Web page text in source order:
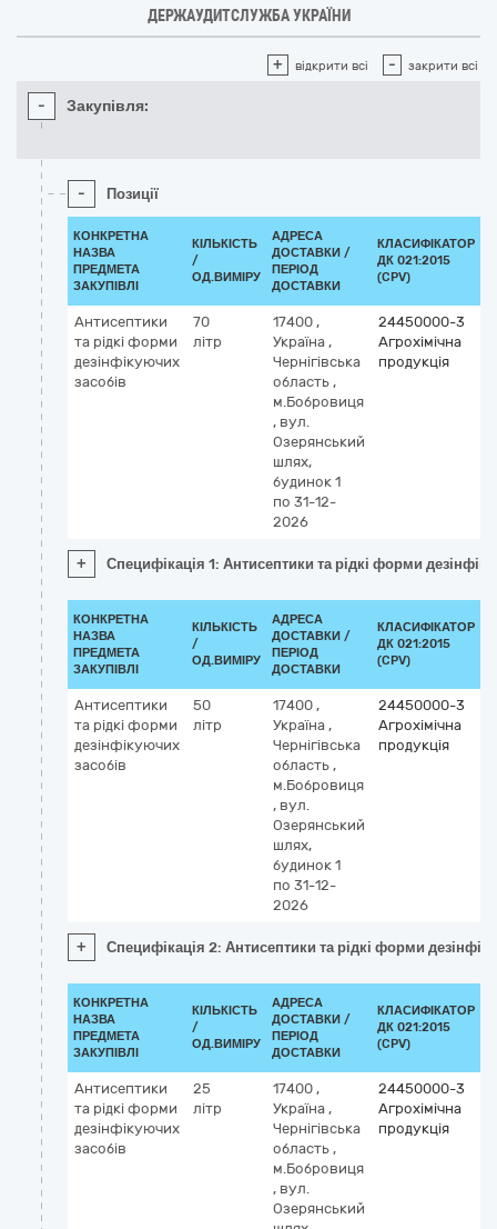
ДЕРЖАУДИТСЛУЖБА УКРАЇНИ
+ відкрити всі - закрити всі
- Закупівля:
- Позиції
КОНКРЕТНА
НАЗВА
ПРЕДМЕТА
ЗАКУПІВЛІ
КІЛЬКІСТЬ
/
ОД.ВИМІРУ
АДРЕСА
ДОСТАВКИ /
ПЕРІОД
ДОСТАВКИ
КЛАСИФІКАТОР
ДК 021:2015
(CPV)
Антисептики
та рідкі форми
дезінфікуючих
засобів
70
літр
17400 ,
Україна ,
Чернігівська
область ,
м.Бобровиця
, вул.
Озерянський
шлях,
будинок 1
по 31-12-
2026
24450000-3
Агрохімічна
продукція
+ Специфікація 1: Антисептики та рідкі форми
КОНКРЕТНА
НАЗВА
ПРЕДМЕТА
ЗАКУПІВЛІ
КІЛЬКІСТЬ
/
ОД.ВИМІРУ
АДРЕСА
ДОСТАВКИ /
ПЕРІОД
ДОСТАВКИ
КЛАСИФІКАТОР
ДК 021:2015
(CPV)
Антисептики
та рідкі форми
дезінфікуючих
засобів
50
літр
17400 ,
Україна ,
Чернігівська
область ,
м.Бобровиця
, вул.
Озерянський
шлях,
будинок 1
по 31-12-
2026
24450000-3
Агрохімічна
продукція
+ Специфікація 2: Антисептики та рідкі форми
КОНКРЕТНА
НАЗВА
ПРЕДМЕТА
ЗАКУПІВЛІ
КІЛЬКІСТЬ
/
ОД.ВИМІРУ
АДРЕСА
ДОСТАВКИ /
ПЕРІОД
ДОСТАВКИ
КЛАСИФІКАТОР
ДК 021:2015
(CPV)
Антисептики
та рідкі форми
дезінфікуючих
засобів
25
літр
17400 ,
Україна ,
Чернігівська
область ,
м.Бобровиця
, вул.
Озерянський
24450000-3
Агрохімічна
продукція